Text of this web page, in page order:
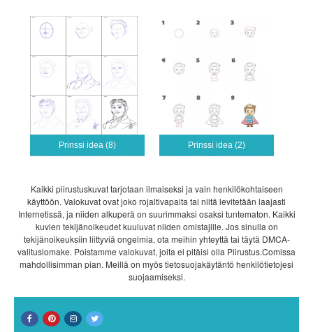
Prinssi idea (8) Prinssi idea (2)
Kaikki piirustuskuvat tarjotaan ilmaiseksi ja vain henkilökohtaiseen
käyttöön. Valokuvat ovat joko rojaltivapaita tai niitä levitetään laajasti
Internetissä, ja niiden alkuperä on suurimmaksi osaksi tuntematon. Kaikki
kuvien tekijänoikeudet kuuluvat niiden omistajille. Jos sinulla on
tekijänoikeuksiin liittyviä ongelmia, ota meihin yhteyttä tai täytä DMCA-
valituslomake. Poistamme valokuvat, joita ei pitäisi olla Piirustus.Comissa
mahdollisimman pian. Meillä on myös tietosuojakäytäntö henkilötietojesi
suojaamiseksi.